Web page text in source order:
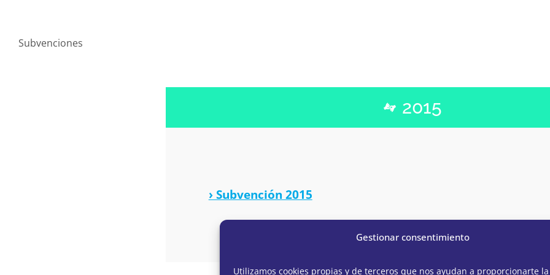
Gestionar consentimiento
Utilizamos cookies propias y de terceros que nos ayudan a proporcionarte
Subvenciones
2015
› Subvención 2015